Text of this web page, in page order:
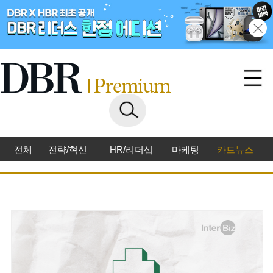
전체 전략/혁신 HR/리더십 마케팅 카드뉴스